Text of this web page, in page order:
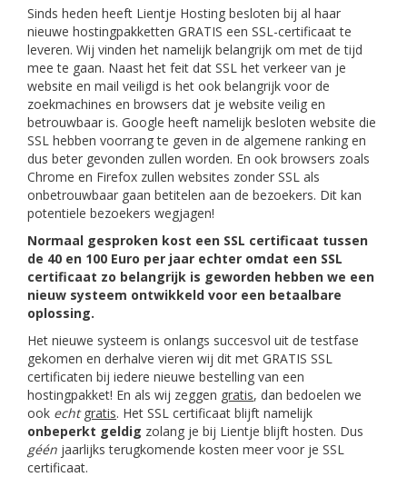
Sinds heden heeft Lientje Hosting besloten bij al haar
nieuwe hostingpakketten GRATIS een SSL-certificaat te
leveren. Wij vinden het namelijk belangrijk om met de tijd
mee te gaan. Naast het feit dat SSL het verkeer van je
website en mail veiligd is het ook belangrijk voor de
zoekmachines en browsers dat je website veilig en
betrouwbaar is. Google heeft namelijk besloten website die
SSL hebben voorrang te geven in de algemene ranking en
dus beter gevonden zullen worden. En ook browsers zoals
Chrome en Firefox zullen websites zonder SSL als
onbetrouwbaar gaan betitelen aan de bezoekers. Dit kan
potentiele bezoekers wegjagen!
Normaal gesproken kost een SSL certificaat tussen
de 40 en 100 Euro per jaar echter omdat een SSL
certificaat zo belangrijk is geworden hebben we een
nieuw systeem ontwikkeld voor een betaalbare
oplossing.
Het nieuwe systeem is onlangs succesvol uit de testfase
gekomen en derhalve vieren wij dit met GRATIS SSL
certificaten bij iedere nieuwe bestelling van een
hostingpakket! En als wij zeggen gratis, dan bedoelen we
ook echt gratis. Het SSL certificaat blijft namelijk
onbeperkt geldig zolang je bij Lientje blijft hosten. Dus
géén jaarlijks terugkomende kosten meer voor je SSL
certificaat.